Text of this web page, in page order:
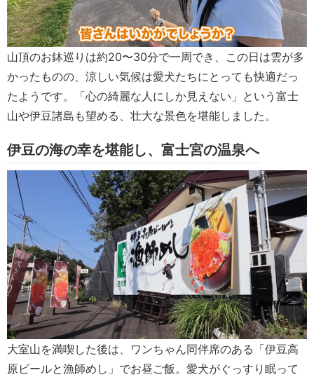
山頂のお鉢巡りは約20〜30分で一周でき、この日は雲が多
かったものの、涼しい気候は愛犬たちにとっても快適だっ
たようです。「心の綺麗な人にしか見えない」という富士
山や伊豆諸島も望める、壮大な景色を堪能しました。
伊豆の海の幸を堪能し、富士宮の温泉へ
大室山を満喫した後は、ワンちゃん同伴席のある「伊豆高
原ビールと漁師めし」でお昼ご飯。愛犬がぐっすり眠って